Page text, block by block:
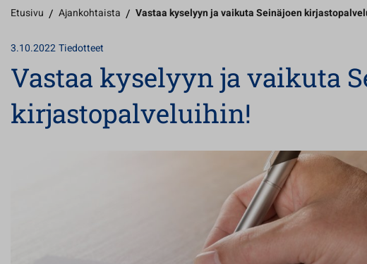
Etusivu / Ajankohtaista / Vastaa kyselyyn ja vaikuta Seinäjoen
3.10.2022Tiedotteet
Vastaa kyselyyn ja vaikuta
kirjastopalveluihin!